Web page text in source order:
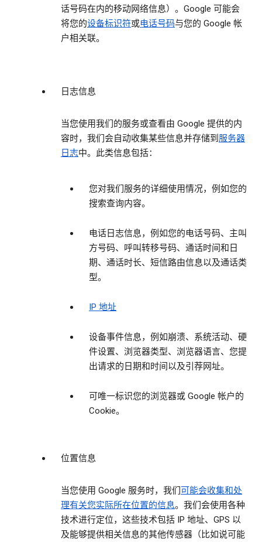
话号码在内的移动网络信息）。Google 可能会
将您的设备标识符或电话号码与您的 Google 帐
户相关联。
日志信息
当您使用我们的服务或查看由 Google 提供的内
容时，我们会自动收集某些信息并存储到 服务器
日志中。此类信息包括：
您对我们服务的详细使用情况，例如您的
搜索查询内容。
电话日志信息，例如您的电话号码、主叫
方号码、呼叫转移号码、通话时间和日
期、通话时长、短信路由信息以及通话类
型。
IP 地址
设备事件信息，例如崩溃、系统活动、硬
件设置、浏览器类型、浏览器语言、您提
出请求的日期和时间以及引荐网址。
可唯一标识您的浏览器或 Google 帐户的
Cookie。
位置信息
当您使用 Google 服务时，我们可能会收集和处
理有关您实际所在位置的信息。我们会使用各种
技术进行定位，这些技术包括 IP 地址、GPS 以
及能够提供相关信息的其他传感器（比如说可能